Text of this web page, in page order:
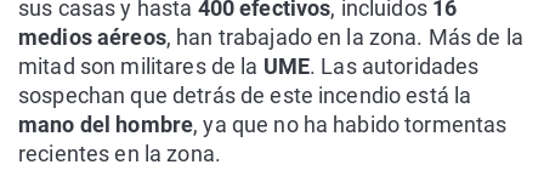
sus casas y hasta 400 efectivos, incluidos 16
medios aéreos, han trabajado en la zona. Más de la
mitad son militares de la UME. Las autoridades
sospechan que detrás de este incendio está la
mano del hombre, ya que no ha habido tormentas
recientes en la zona.